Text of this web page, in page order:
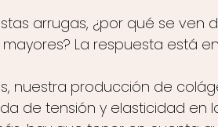
arrugas, ¿por qué se ven
La respuesta está
nuestra producción de
de tensión y elasticidad en